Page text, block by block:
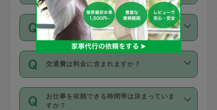
お、3時間を下回っても、値引き等はござ
いません。
タスカジさんの価格設定には最初は制限
があり、レビュー件数、レビューの平均
値、などで除々に設定可能な最高額が上
がっていく仕組みになっています。
お支払方法はクレジットカード（Visa／
Master／JCB／AMERICAN EXPRESS／
Diners Club）のみとなります。
カード情報のご登録は、依頼リクエスト
を行う際にご入力ください。プロフィー
ル登録時にはご入力いただかなくても大
丈夫です。
デビットカード・プリペイドカード（Vプ
同じタスカジさんに定期的にお願いする場
合はお得になる？
依頼には「スポット」と「定期（毎週｜
隔週）」があり、「定期」の依頼は「ス
ポット」よりお得な料金でご利用できま
す。
定期の最低利用回数は設けていない代わ
交通費は料金に含まれますか？
交通費は依頼料金とは別途発生し、依頼
料金のご請求と合わせてお支払いとなり
お仕事を依頼できる時間帯は決まっていま
すか？